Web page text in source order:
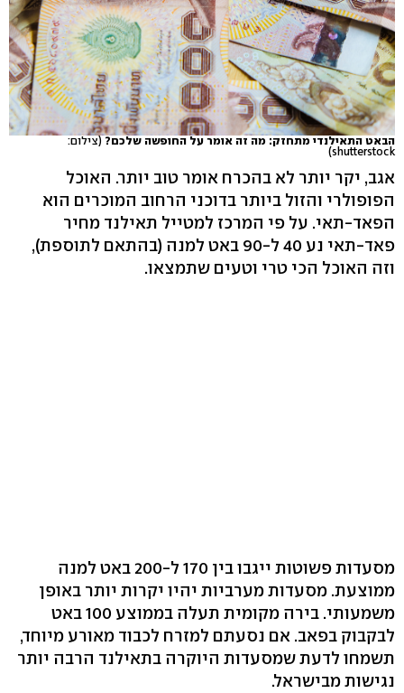
הבאט התאילנדי מתחזק: מה זה אומר על החופשה שלכם? (צילום:
shutterstock)
אגב, יקר יותר לא בהכרח אומר טוב יותר. האוכל
הפופולרי והזול ביותר בדוכני הרחוב המוכרים הוא
הפאד-תאי. על פי המרכז למטייל תאילנד מחיר
פאד-תאי נע 40 ל-90 באט למנה (בהתאם לתוספת),
וזה האוכל הכי טרי וטעים שתמצאו.
מסעדות פשוטות ייגבו בין 170 ל-200 באט למנה
ממוצעת. מסעדות מערביות יהיו יקרות יותר באופן
משמעותי. בירה מקומית תעלה בממוצע 100 באט
לבקבוק בפאב. אם נסעתם למזרח לכבוד מאורע מיוחד,
תשמחו לדעת שמסעדות היוקרה בתאילנד הרבה יותר
נגישות מבישראל.